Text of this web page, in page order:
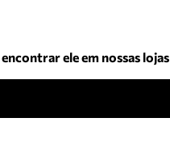
encontrar ele em nossas lojas